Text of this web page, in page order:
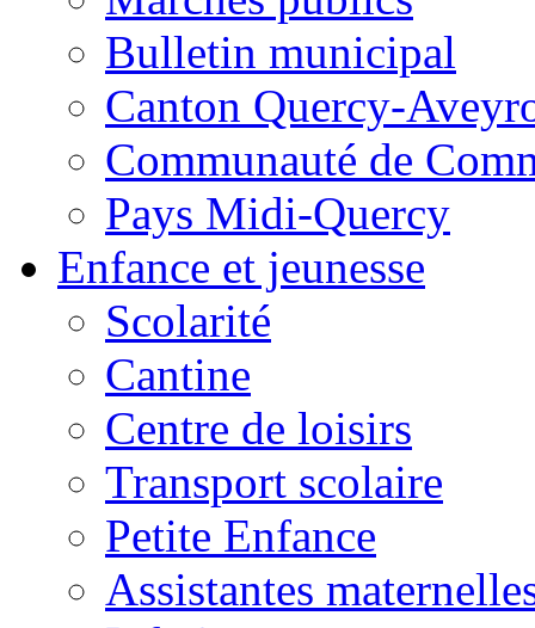
Bulletin municipal
Canton Quercy-
Communauté de
Pays Midi-Quercy
Enfance et jeunesse
Scolarité
Cantine
Centre de loisirs
Transport scolaire
Petite Enfance
Assistantes